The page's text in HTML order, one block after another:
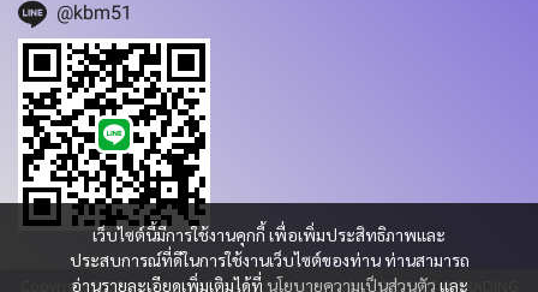
เว็บไซต์นี้มีการใช้งานคุกกี้ เพื่อเพิ่มประสิทธิภาพและ
ประสบการณ์ที่ดีในการใช้งานเว็บไซต์ของท่าน ท่านสามารถ
อ่านรายละเอียดเพิ่มเติมได้ที่ นโยบายความเป็นส่วนตัว และ
@kbm51
Copyright 2023 | All Rights Reserved | Powered by KBM PART & TRADING